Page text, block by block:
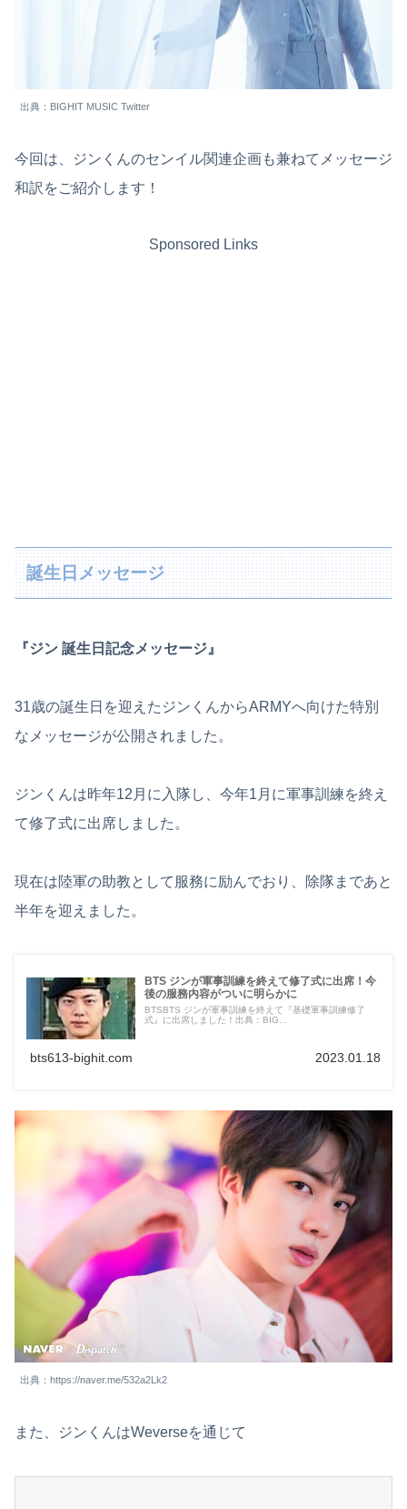
出典：BIGHIT MUSIC Twitter
今回は、ジンくんのセンイル関連企画も兼ねてメッセージ
和訳をご紹介します！
Sponsored Links
誕生日メッセージ
『ジン 誕生日記念メッセージ』
31歳の誕生日を迎えたジンくんからARMYへ向けた特別
なメッセージが公開されました。
ジンくんは昨年12月に入隊し、今年1月に軍事訓練を終え
て修了式に出席しました。
現在は陸軍の助教として服務に励んでおり、除隊まであと
半年を迎えました。
BTS ジンが軍事訓練を終えて修了式に出席！今
後の服務内容がついに明らかに
BTSBTS ジンが軍事訓練を終えて『基礎軍事訓練修了
式』に出席しました！出典：BIG...
bts613-bighit.com 2023.01.18
出典：https://naver.me/532a2Lk2
また、ジンくんはWeverseを通じて